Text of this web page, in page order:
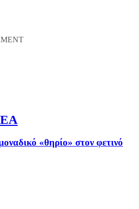
«θηρίο» στον φετινό